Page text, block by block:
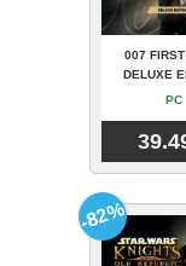
007
DELUXE
PC
-82%